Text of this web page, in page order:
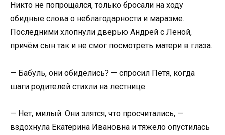
Никто не попрощался, только бросали на ходу
обидные слова о неблагодарности и маразме.
Последними хлопнули дверью Андрей с Леной,
причём сын так и не смог посмотреть матери в глаза.
— Бабуль, они обиделись? — спросил Петя, когда
шаги родителей стихли на лестнице.
— Нет, милый. Они злятся, что просчитались, —
вздохнула Екатерина Ивановна и тяжело опустилась